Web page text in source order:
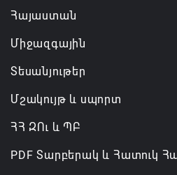
Հայաստան
Միջազգային
Տեսանյութեր
Մշակույթ և սպորտ
ՀՀ ԶՈւ և ՊԲ
PDF Տարբերակ և Հատուկ